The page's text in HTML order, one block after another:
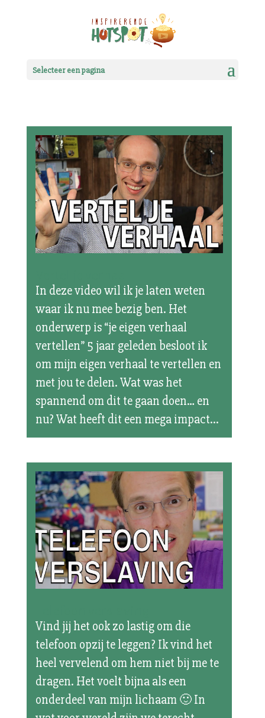
Selecteer een pagina
In deze video wil ik je laten weten
waar ik nu mee bezig ben. Het
onderwerp is “je eigen verhaal
vertellen” 5 jaar geleden besloot ik
om mijn eigen verhaal te vertellen en
met jou te delen. Wat was het
spannend om dit te gaan doen… en
nu? Wat heeft dit een mega impact...
Vind jij het ook zo lastig om die
telefoon opzij te leggen? Ik vind het
heel vervelend om hem niet bij me te
dragen. Het voelt bijna als een
onderdeel van mijn lichaam 🙂 In